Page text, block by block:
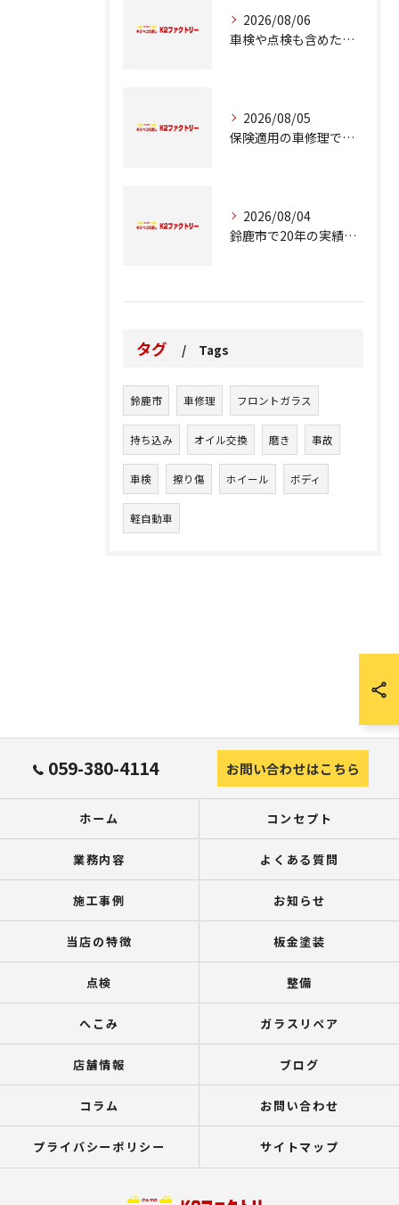
2026/08/06
車検や点検も含めた車修理の重要ポイント解説
2026/08/05
保険適用の車修理で知っておくべきポイント
2026/08/04
鈴鹿市で20年の実績が語る車修理のこだわり
タグ Tags
鈴鹿市 車修理 フロントガラス
持ち込み オイル交換 磨き 事故
車検 擦り傷 ホイール ボディ
軽自動車
059-380-4114 お問い合わせはこちら
ホーム コンセプト
業務内容 よくある質問
施工事例 お知らせ
当店の特徴 板金塗装
点検 整備
へこみ ガラスリペア
店舗情報 ブログ
コラム お問い合わせ
プライバシーポリシー サイトマップ